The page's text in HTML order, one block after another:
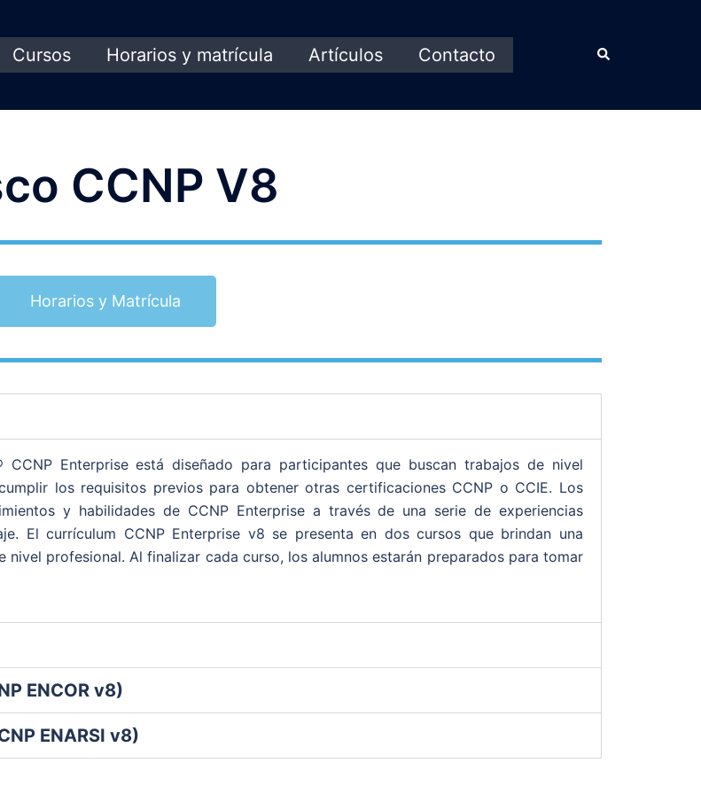
Cursos Horarios y matrícula Artículos Contacto
CCNP V8
Horarios y Matrícula
Enterprise está diseñado para participantes que buscan trabajos de nivel
los requisitos previos para obtener otras certificaciones CCNP o CCIE. Los
y habilidades de CCNP Enterprise a través de una serie de experiencias
El currículum CCNP Enterprise v8 se presenta en dos cursos que brindan una
profesional. Al finalizar cada curso, los alumnos estarán preparados para tomar
ENCOR v8)
ENARSI v8)